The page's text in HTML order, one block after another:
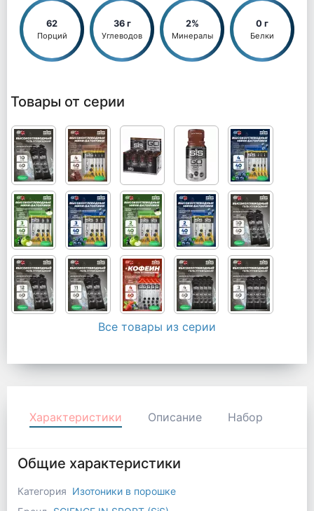
62
Порций
36 г
Углеводов
2%
Минералы
0 г
Белки
Товары от серии
Все товары из серии
Характеристики Описание Набор
Общие характеристики
Категория Изотоники в порошке